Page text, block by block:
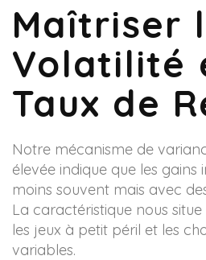
Maîtriser
Volatilité
Taux de
Notre mécanisme de
élevée indique que les
moins souvent mais avec
La caractéristique nous
les jeux à petit péril et les
variables.